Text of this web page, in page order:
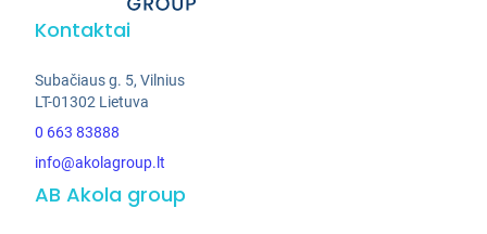
Kontaktai
Subačiaus g. 5, Vilnius
LT-01302 Lietuva
0 663 83888
info@akolagroup.lt
AB Akola group